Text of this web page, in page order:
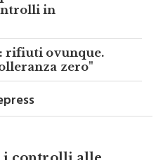
con
in
rifiuti ovunque.
zero"